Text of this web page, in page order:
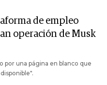
de empleo
operación de Musk
por una página en blanco que